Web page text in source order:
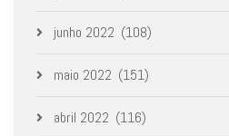
junho 2022 (108)
maio 2022 (151)
abril 2022 (116)